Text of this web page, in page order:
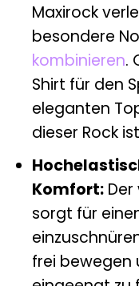
Maxirock
besondere
kombinieren.
Shirt für den
eleganten
dieser Rock
Komfort:Der
sorgt für
frei bewegen